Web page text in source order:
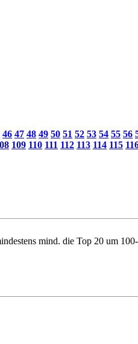
46 47 48 49 50 51 52 53 54 55 56
109 110 111 112 113 114 115
mind. die Top 20 um